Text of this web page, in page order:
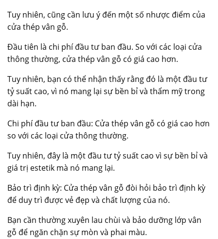
Tuy nhiên, cũng cần lưu ý đến một số nhược điểm của
cửa thép vân gỗ.
Đầu tiên là chi phí đầu tư ban đầu. So với các loại cửa
thông thường, cửa thép vân gỗ có giá cao hơn.
Tuy nhiên, bạn có thể nhận thấy rằng đó là một đầu tư
tỷ suất cao, vì nó mang lại sự bền bỉ và thẩm mỹ trong
dài hạn.
Chi phí đầu tư ban đầu: Cửa thép vân gỗ có giá cao hơn
so với các loại cửa thông thường.
Tuy nhiên, đây là một đầu tư tỷ suất cao vì sự bền bỉ và
giá trị estetik mà nó mang lại.
Bảo trì định kỳ: Cửa thép vân gỗ đòi hỏi bảo trì định kỳ
để duy trì được vẻ đẹp và chất lượng của nó.
Bạn cần thường xuyên lau chùi và bảo dưỡng lớp vân
gỗ để ngăn chặn sự mòn và phai màu.